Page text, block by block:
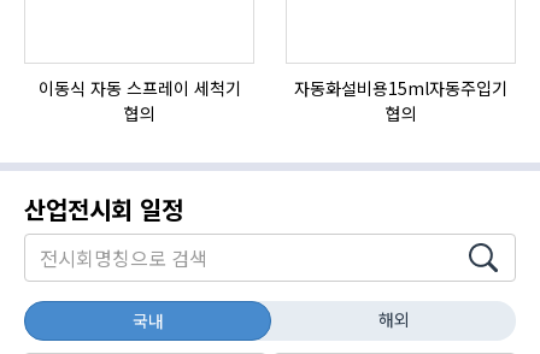
이동식 자동 스프레이 세척기
협의
자동화설비용15ml자동주입기
협의
산업전시회 일정
국내 해외